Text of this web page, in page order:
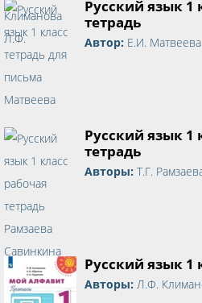
Русский язык 1
тетрадь
Автор: Е.И. Матвеева
Русский язык 1
тетрадь
Авторы: Т.Г.
Русский язык 1
Авторы: Л.Ф.